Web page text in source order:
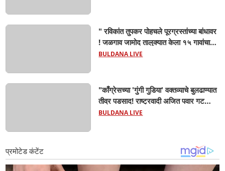
" रविकांत तुपकर पोहचले पूरग्रस्तांच्या बांधावर
! जळगाव जामोद तालुक्यात केला १५ गावांचा
दौरा,महसूल यंत्रणेला खडसावले; 'नुकसान
BULDANA LIVE
"काँग्रेसच्या 'गुंगी गुडिया' वक्तव्याचे बुलढाण्यात
तीव्र पडसाद! राष्ट्रवादी अजित पवार गट
रस्त्यावर; 'जाहीर माफी मागा', अन्यथा हर्षवर्धन
BULDANA LIVE